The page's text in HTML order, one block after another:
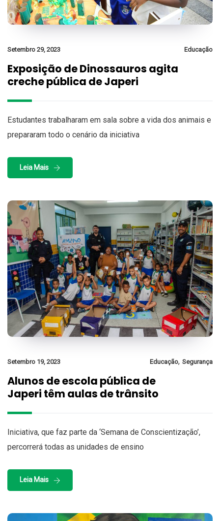
Setembro 29, 2023 Educação
Exposição de Dinossauros agita
creche pública de Japeri
Estudantes trabalharam em sala sobre a vida dos animais e
prepararam todo o cenário da iniciativa
Leia Mais
Setembro 19, 2023 Educação, Segurança
Alunos de escola pública de
Japeri têm aulas de trânsito
Iniciativa, que faz parte da ‘Semana de Conscientização’,
percorrerá todas as unidades de ensino
Leia Mais